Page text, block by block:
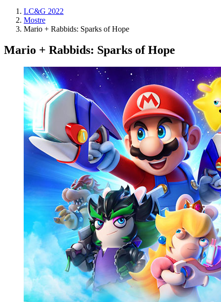
LC&G 2022
Mostre
Mario + Rabbids: Sparks of Hope
Mario + Rabbids: Sparks of Hope